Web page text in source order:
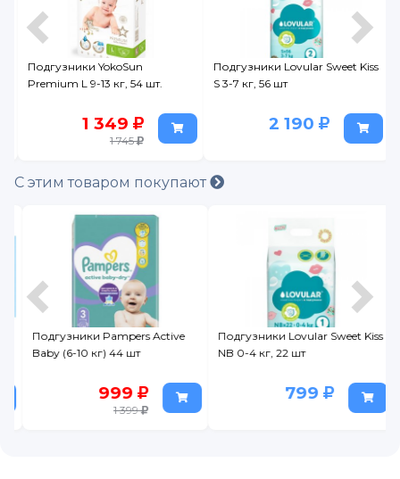
Подгузники YokoSun
Premium L 9-13 кг, 54 шт.
1 349
1 745
Подгузники Lovular Sweet Kiss
S 3-7 кг, 56 шт
2 190
С этим товаром покупают
Подгузники Pampers Active
Baby (6-10 кг) 44 шт
999
1 399
Подгузники Lovular Sweet Kiss
NB 0-4 кг, 22 шт
799